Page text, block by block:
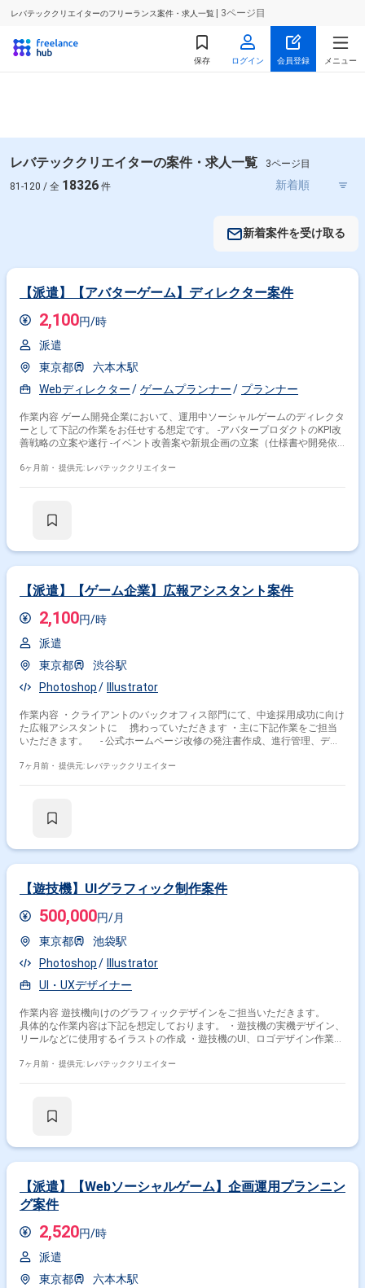
レバテッククリエイターのフリーランス案件・求人一覧 | 3ページ目
保存 ログイン 会員登録 メニュー
レバテッククリエイターの案件・求人一覧
3ページ目
81-120 / 全 18326 件
新着案件を受け取る
【派遣】【アバターゲーム】ディレクター案件
2,100円/時
派遣
東京都
六本木駅
Webディレクター
ゲームプランナー プランナー
作業内容 ゲーム開発企業において、運用中ソーシャルゲームのディレクタ
ーとして下記の作業をお任せする想定です。 ‐アバタープロダクトのKPI改
善戦略の立案や遂行 ‐イベント改善案や新規企画の立案（仕様書や開発依
ームバランス調整 ‐各職種や外部との連携や折衝 ‐デバッグおよびリリース
6ヶ月前・ 提供元: レバテッククリエイター
【派遣】【ゲーム企業】広報アシスタント案件
2,100円/時
派遣
東京都
渋谷駅
Photoshop
Illustrator
作業内容 ・クライアントのバックオフィス部門にて、中途採用成功に向け
た広報アシスタントに 携わっていただきます ・主に下記作業をご担当
いただきます。 - 公式ホームページ改修の発注書作成、進行管理、デザ
テンツのコンテ作成、進行管理、デザイナー連携 - 広報に必要な写真撮
7ヶ月前・ 提供元: レバテッククリエイター
【遊技機】UIグラフィック制作案件
500,000円/月
東京都
池袋駅
Photoshop
Illustrator
UI・UXデザイナー
作業内容 遊技機向けのグラフィックデザインをご担当いただきます。
具体的な作業内容は下記を想定しております。 ・遊技機の実機デザイン、
リールなどに使用するイラストの作成 ・遊技機のUI、ロゴデザイン作業
7ヶ月前・ 提供元: レバテッククリエイター
【派遣】【Webソーシャルゲーム】企画運用プランニン
グ案件
2,520円/時
派遣
東京都
六本木駅